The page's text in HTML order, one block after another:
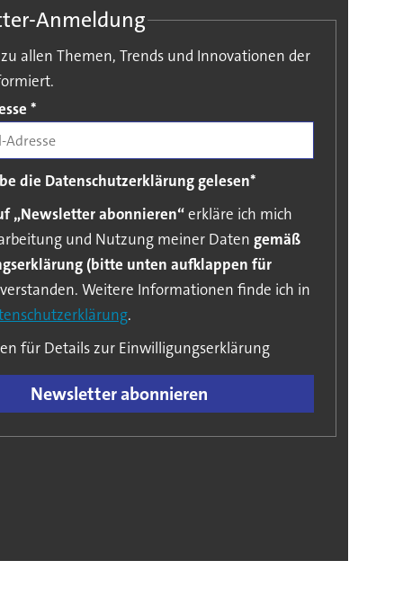
Anmeldung
allen Themen, Trends und Innovationen der
*
die Datenschutzerklärung gelesen*
„Newsletter abonnieren“erkläre ich mich
und Nutzung meiner Daten gemäß
(bitte unten aufklappen für
Weitere Informationen finde ich in
.
für Details zur Einwilligungserklärung